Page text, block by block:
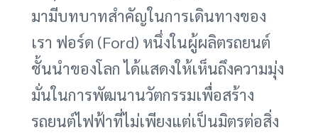
มามีบทบาทสำคัญในการเดินทางของ
เรา ฟอร์ด (Ford) หนึ่งในผู้ผลิตรถยนต์
ชั้นนำของโลก ได้แสดงให้เห็นถึงความมุ่ง
มั่นในการพัฒนานวัตกรรมเพื่อสร้าง
รถยนต์ไฟฟ้าที่ไม่เพียงแต่เป็นมิตรต่อสิ่ง